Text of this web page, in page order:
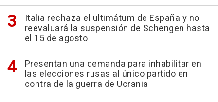
Italia rechaza el ultimátum de España y no
reevaluará la suspensión de Schengen hasta
el 15 de agosto
Presentan una demanda para inhabilitar en
las elecciones rusas al único partido en
contra de la guerra de Ucrania